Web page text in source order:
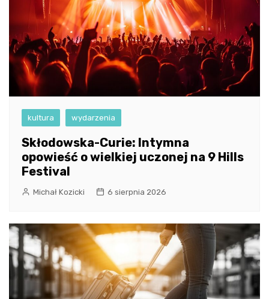
kultura wydarzenia
Skłodowska-Curie: Intymna
opowieść o wielkiej uczonej na 9 Hills
Festival
Michał Kozicki 6 sierpnia 2026